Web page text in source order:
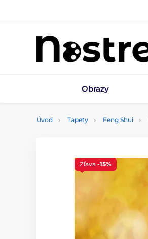
Obrazy
Úvod Tapety Feng Shui
Zľava -15%